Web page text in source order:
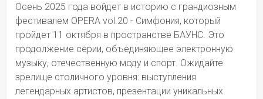
Осень 2025 года войдет в историю с грандиозным
фестивалем OPERA vol.20 - Симфония, который
пройдет 11 октября в пространстве БАУНС. Это
продолжение серии, объединяющее электронную
музыку, отечественную моду и спорт. Ожидайте
зрелище столичного уровня: выступления
легендарных артистов, презентации уникальных